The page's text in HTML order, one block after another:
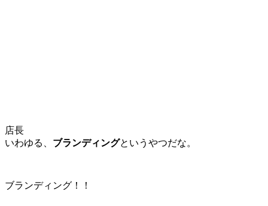
店長
いわゆる、 ブランディングというやつだな。
ブランディング！！